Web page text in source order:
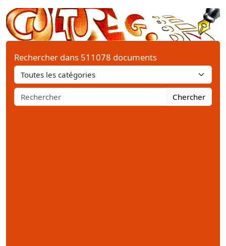
Rechercher dans 511078 documents
Chercher